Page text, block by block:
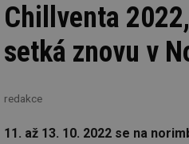
Chillventa
setká znovu v
redakce
11. až 13. 10. 2022 se na